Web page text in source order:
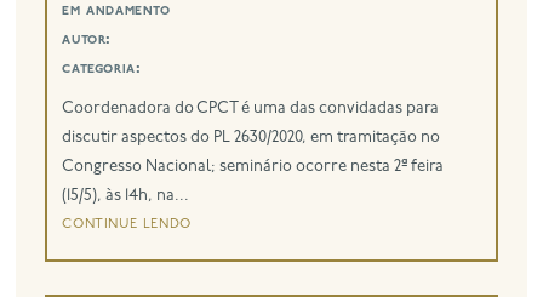
em andamento
autor:
categoria:
Coordenadora do CPCT é uma das convidadas para
discutir aspectos do PL 2630/2020, em tramitação no
Congresso Nacional; seminário ocorre nesta 2ª feira
(15/5), às 14h, na...
continue lendo